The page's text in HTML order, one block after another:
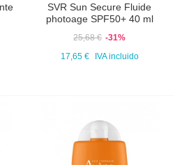
SVR Sun Secure Fluide
photoage SPF50+ 40 ml
25,68 € -31%
17,65 €
IVA incluido